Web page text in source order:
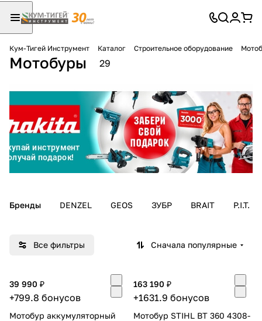
Кум-Тигей Инструмент Каталог Строительное оборудование
Мотобуры 29
Бренды DENZEL GEOS ЗУБР BRAIT P.I.T.
Все фильтры Сначала популярные
39 990 ₽
+799.8 бонусов
Мотобур аккумуляторный
163 190 ₽
+1631.9 бонусов
Мотобур STIHL BT 360 4308-
Для клиентов всех банков
Разбейте
оплату на части
без переплат
Добавляйте товары
в корзину